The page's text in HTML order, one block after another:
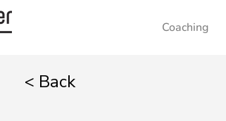
Coaching
< Back